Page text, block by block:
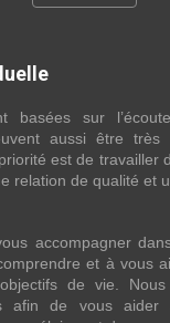
basées sur
aussi être très
est de travailler
relation de qualité et
accompagner
et à vous
de vie. Nous
afin de vous aider